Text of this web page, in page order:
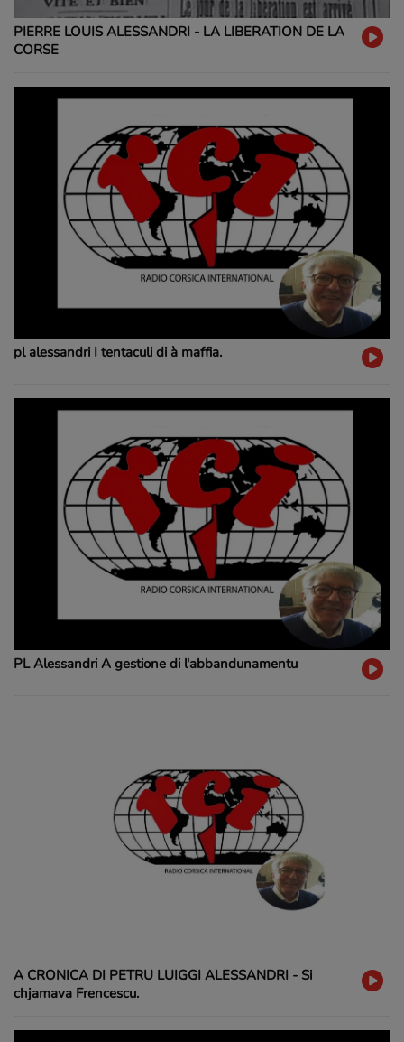
PIERRE LOUIS ALESSANDRI - LA LIBERATION DE LA
CORSE
pl alessandri I tentaculi di à maffia.
PL Alessandri A gestione di l'abbandunamentu
A CRONICA DI PETRU LUIGGI ALESSANDRI - Si
chjamava Frencescu.